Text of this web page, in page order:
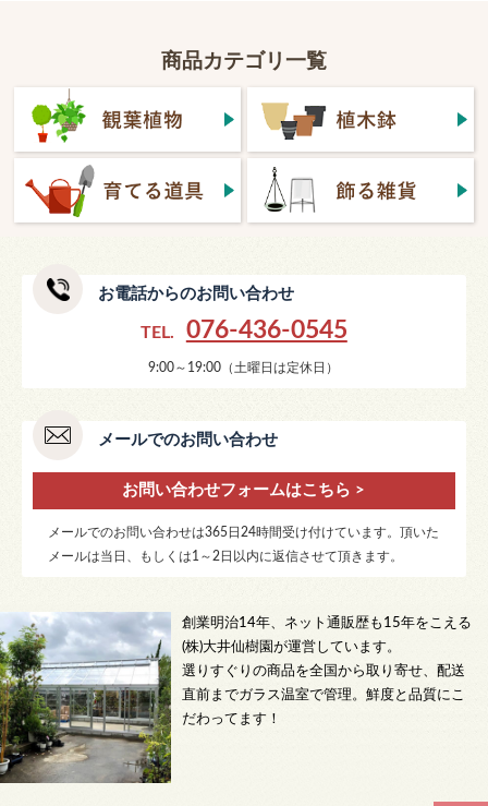
商品カテゴリ一覧
お電話からのお問い合わせ
TEL. 076-436-0545
9:00～19:00（土曜日は定休日）
メールでのお問い合わせ
お問い合わせフォームはこちら >
メールでのお問い合わせは365日24時間受け付けています。頂いた
メールは当日、もしくは1～2日以内に返信させて頂きます。
創業明治14年、ネット通販歴も15年をこえる
(株)大井仙樹園が運営しています。
選りすぐりの商品を全国から取り寄せ、配送
直前までガラス温室で管理。鮮度と品質にこ
だわってます！